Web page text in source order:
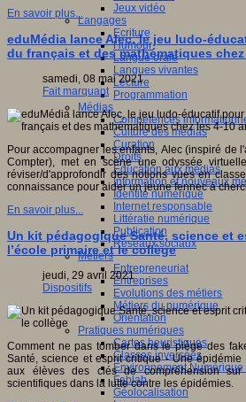
Jeux vidéo
Langages
Ecriture
Humour
Langue orale
Langues vivantes
Lecture
Programmation
Médias
Compétences
Culture des médias
Curation
Droits
Education aux médias
Information et nouveaux
Identité numérique
Internet responsable
Littératie numérique
Publication
Réseaux sociaux
Métiers
Entrepreneuriat
Entreprises
Evolutions des métiers
Métiers du numérique
Orientation
Pratiques numériques
Cartes heuristiques
Classes inversées
Environnement Numérique
Fablab
Géolocalisation
En savoir plus...
eduMédia lance Alec, le jeu ludo-
du français et des mathématiques chez
samedi, 08 mai 2021
Fait marquant
Pour accompagner les enfants, Alec (inspiré de
Compter), met en scène une odyssée
réviser/d'approfondir des notions vues en
connaissance pour aider un jeune fennec à
En savoir plus...
Un kit pédagogique Santé, science et
l’école primaire et le collège
jeudi, 29 avril 2021
Dispositifs
Comment ne pas tomber dans le piège des
Santé, science et esprit critique - Une
aux élèves des clés de compréhension
scientifiques dans la lutte contre les épidémies.